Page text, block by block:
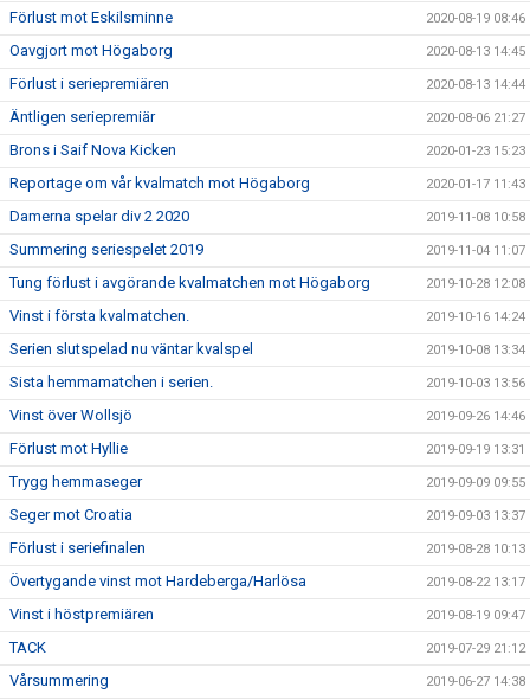
Förlust mot Eskilsminne 2020-08-19 08:46
Oavgjort mot Högaborg 2020-08-13 14:45
Förlust i seriepremiären 2020-08-13 14:44
Äntligen seriepremiär 2020-08-06 21:27
Brons i Saif Nova Kicken 2020-01-23 15:23
Reportage om vår kvalmatch mot Högaborg 2020-01-17 11:43
Damerna spelar div 2 2020 2019-11-08 10:58
Summering seriespelet 2019 2019-11-04 11:07
Tung förlust i avgörande kvalmatchen mot Högaborg 2019-10-28 12:08
Vinst i första kvalmatchen. 2019-10-16 14:24
Serien slutspelad nu väntar kvalspel 2019-10-08 13:34
Sista hemmamatchen i serien. 2019-10-03 13:56
Vinst över Wollsjö 2019-09-26 14:46
Förlust mot Hyllie 2019-09-19 13:31
Trygg hemmaseger 2019-09-09 09:55
Seger mot Croatia 2019-09-03 13:37
Förlust i seriefinalen 2019-08-28 10:13
Övertygande vinst mot Hardeberga/Harlösa 2019-08-22 13:17
Vinst i höstpremiären 2019-08-19 09:47
TACK 2019-07-29 21:12
Vårsummering 2019-06-27 14:38